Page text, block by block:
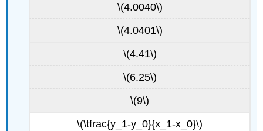
\(4.0040\)
\(4.0401\)
\(4.41\)
\(6.25\)
\(9\)
\(\tfrac{y_1-y_0}{x_1-x_0}\)